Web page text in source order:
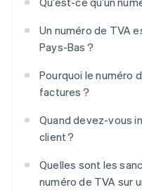
Un numéro de TVA
Pays-Bas ?
Pourquoi le numéro
factures ?
Quand devez-vous
client ?
Quelles sont les
numéro de TVA sur